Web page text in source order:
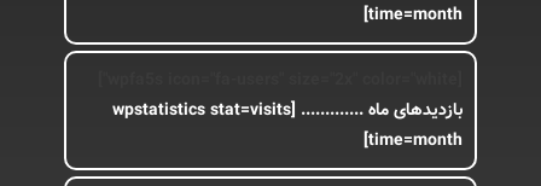
time=month]
بازدیدهای ماه ............. [wpstatistics stat=visits
time=month]